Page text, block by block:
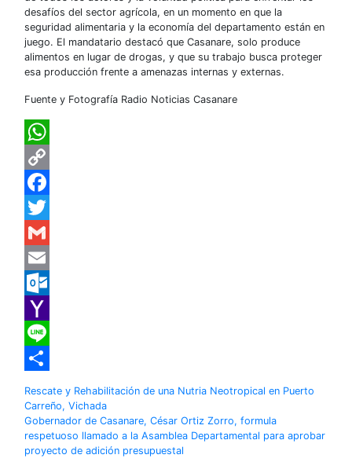
desafíos del sector agrícola, en un momento en que la
seguridad alimentaria y la economía del departamento están en
juego. El mandatario destacó que Casanare, solo produce
alimentos en lugar de drogas, y que su trabajo busca proteger
esa producción frente a amenazas internas y externas.
Fuente y Fotografía Radio Noticias Casanare
WhatsApp
Copy
Link
Facebook
Twitter
Gmail
Email
Outlook.com
Yahoo
Mail
Line
Navegación
de
entradas
Rescate y Rehabilitación de una Nutria Neotropical en Puerto
Carreño, Vichada
Gobernador de Casanare, César Ortiz Zorro, formula
respetuoso llamado a la Asamblea Departamental para aprobar
proyecto de adición presupuestal